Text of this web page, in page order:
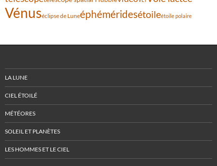
Vénuséclipse de Luneéphéméridesétoileétoile polaire
LA LUNE
CIEL ÉTOILÉ
MÉTÉORES
SOLEIL ET PLANÈTES
LES HOMMES ET LE CIEL